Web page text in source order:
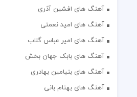
آهنگ های افشین آذری
آهنگ های امید نعمتی
آهنگ های امیر عباس گلاب
آهنگ های بابک جهان بخش
آهنگ های بنیامین بهادری
آهنگ های بهنام بانی